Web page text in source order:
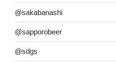
@sakabanashi
@sapporobeer
@sdgs